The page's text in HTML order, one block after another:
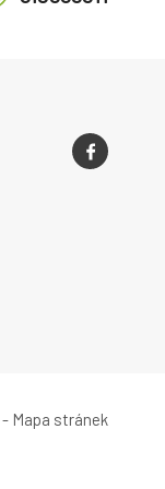
- Mapa stránek